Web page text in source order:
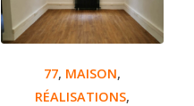
77, MAISON,
RÉALISATIONS,